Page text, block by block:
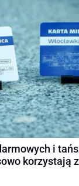
i
korzystają